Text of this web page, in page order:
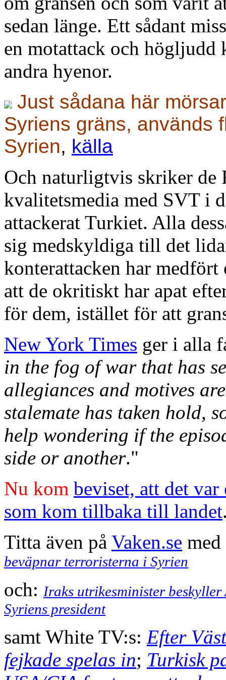
sedan länge. Ett sådant
en motattack och
andra hyenor.
Just sådana här
Syriens gräns, används
Syrien, källa
Och naturligtvis skriker de
kvalitetsmedia med SVT i
attackerat Turkiet. Alla
sig medskyldiga till det
konterattacken har
att de okritiskt har apat
för dem, istället för att
New York Times ger i alla
in the fog of war that has
allegiances and motives
stalemate has taken hold,
help wondering if the
side or another."
Nu kom beviset, att det
som kom tillbaka till landet
Titta även på Vaken.se
beväpnar terroristerna i Syrien
och: Iraks utrikesminister
Syriens president
samt White TV:s: Efter
fejkade spelas in; Turkisk